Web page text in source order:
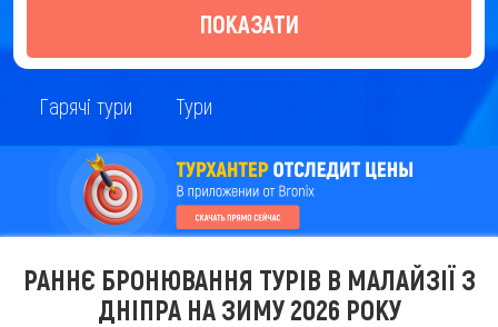
ПОКАЗАТИ
Гарячі тури Тури
РАННЄ БРОНЮВАННЯ ТУРІВ В МАЛАЙЗІЇ З
ДНІПРА НА ЗИМУ 2026 РОКУ